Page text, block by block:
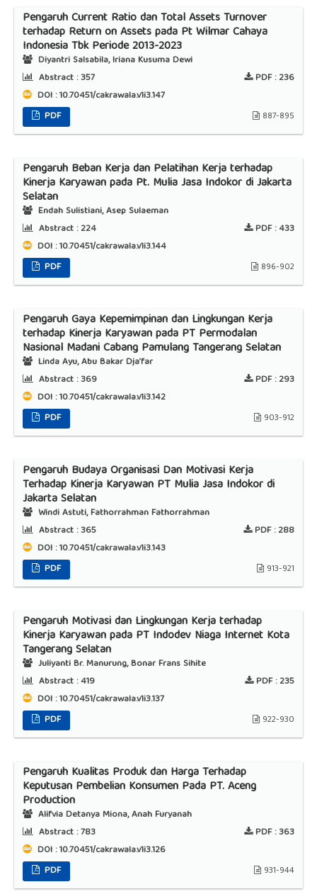
Pengaruh Current Ratio dan Total Assets Turnover
terhadap Return on Assets pada Pt Wilmar Cahaya
Indonesia Tbk Periode 2013-2023
Diyantri Salsabila, Iriana Kusuma Dewi
Abstract :357 PDF :236
DOI : 10.70451/cakrawala.v1i3.147
PDF
887-895
Pengaruh Beban Kerja dan Pelatihan Kerja terhadap
Kinerja Karyawan pada Pt. Mulia Jasa Indokor di Jakarta
Selatan
Endah Sulistiani, Asep Sulaeman
Abstract :224 PDF :433
DOI : 10.70451/cakrawala.v1i3.144
PDF
896-902
Pengaruh Gaya Kepemimpinan dan Lingkungan Kerja
terhadap Kinerja Karyawan pada PT Permodalan
Nasional Madani Cabang Pamulang Tangerang Selatan
Linda Ayu, Abu Bakar Dja’far
Abstract :369 PDF :293
DOI : 10.70451/cakrawala.v1i3.142
PDF
903-912
Pengaruh Budaya Organisasi Dan Motivasi Kerja
Terhadap Kinerja Karyawan PT Mulia Jasa Indokor di
Jakarta Selatan
Windi Astuti, Fathorrahman Fathorrahman
Abstract :365 PDF :288
DOI : 10.70451/cakrawala.v1i3.143
PDF
913-921
Pengaruh Motivasi dan Lingkungan Kerja terhadap
Kinerja Karyawan pada PT Indodev Niaga Internet Kota
Tangerang Selatan
Juliyanti Br. Manurung, Bonar Frans Sihite
Abstract :419 PDF :235
DOI : 10.70451/cakrawala.v1i3.137
PDF
922-930
Pengaruh Kualitas Produk dan Harga Terhadap
Keputusan Pembelian Konsumen Pada PT. Aceng
Production
Alifvia Detanya Miona, Anah Furyanah
Abstract :783 PDF :363
DOI : 10.70451/cakrawala.v1i3.126
PDF
931-944